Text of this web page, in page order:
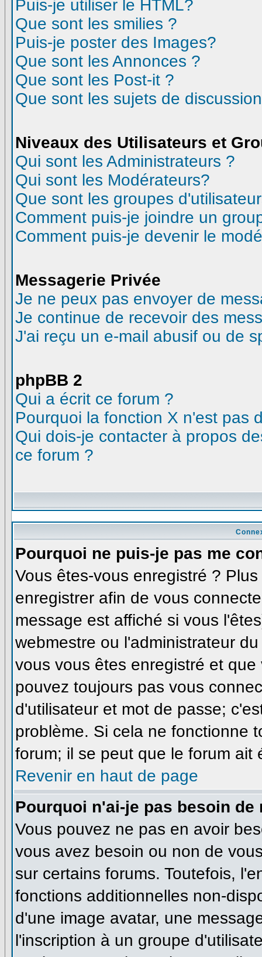
Puis-je utiliser le HTML?
Que sont les smilies ?
Puis-je poster des Images?
Que sont les Annonces ?
Que sont les Post-it ?
Que sont les sujets de
Niveaux des Utilisateurs et
Qui sont les Administrateurs ?
Qui sont les Modérateurs?
Que sont les groupes
Comment puis-je joindre un
Comment puis-je devenir le
Messagerie Privée
Je ne peux pas envoyer de
Je continue de recevoir des
J'ai reçu un e-mail abusif ou de
phpBB 2
Qui a écrit ce forum ?
Pourquoi la fonction X n'est pas
Qui dois-je contacter à propos
ce forum ?
Pourquoi ne puis-je pas me
Vous êtes-vous enregistré ?
enregistrer afin de vous
message est affiché si vous
webmestre ou l'administrateur
vous vous êtes enregistré et
pouvez toujours pas vous
d'utilisateur et mot de passe;
problème. Si cela ne fonctionne
forum; il se peut que le forum ait
Revenir en haut de page
Pourquoi n'ai-je pas besoin de
Vous pouvez ne pas en avoir
vous avez besoin ou non de
sur certains forums. Toutefois,
fonctions additionnelles non-
d'une image avatar, une
l'inscription à un groupe